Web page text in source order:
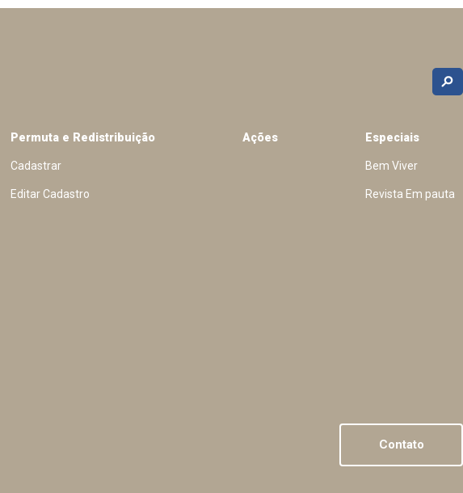
Permuta e Redistribuição
Cadastrar
Editar Cadastro
Ações Especiais
Bem Viver
Revista Em pauta
Contato